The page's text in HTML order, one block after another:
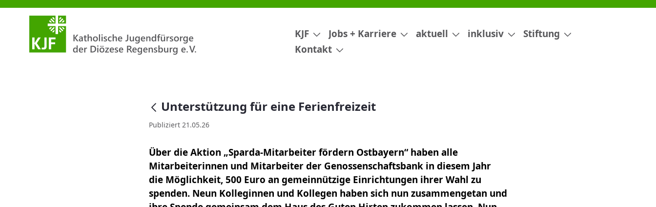
Unterstützung für eine Ferienfreizeit
KJF Jobs + Karriere aktuell inklusiv
Stiftung
Kontakt
null
Unterstützung für eine Ferienfreizeit
Publiziert 21.05.26
Über die Aktion „Sparda-Mitarbeiter fördern Ostbayern“ haben alle
Mitarbeiterinnen und Mitarbeiter der Genossenschaftsbank in diesem Jahr
die Möglichkeit, 500 Euro an gemeinnützige Einrichtungen ihrer Wahl zu
spenden. Neun Kolleginnen und Kollegen haben sich nun zusammengetan und